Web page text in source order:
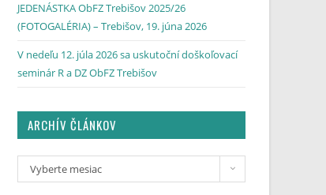
JEDENÁSTKA ObFZ Trebišov 2025/26
(FOTOGALÉRIA) – Trebišov, 19. júna 2026
V nedeľu 12. júla 2026 sa uskutoční doškoľovací
seminár R a DZ ObFZ Trebišov
ARCHÍV ČLÁNKOV
Vyberte mesiac